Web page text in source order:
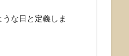
な日と定義しま